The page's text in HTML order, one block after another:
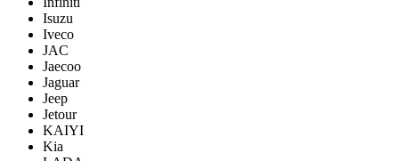
Isuzu
Iveco
JAC
Jaecoo
Jaguar
Jeep
Jetour
KAIYI
Kia